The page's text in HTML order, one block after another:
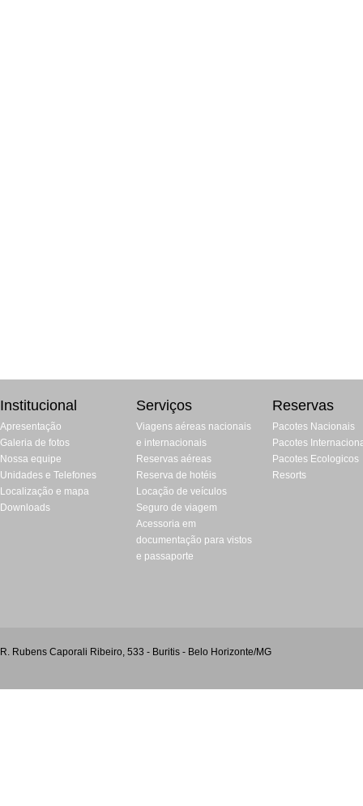
Institucional
Apresentação
Galeria de fotos
Nossa equipe
Unidades e Telefones
Localização e mapa
Downloads
Serviços
Viagens aéreas nacionais
e internacionais
Reservas aéreas
Reserva de hotéis
Locação de veículos
Seguro de viagem
Acessoria em
documentação para vistos
e passaporte
Reservas
Pacotes Nacionais
Pacotes
Pacotes Ecologicos
Resorts
R. Rubens Caporali Ribeiro, 533 - Buritis - Belo Horizonte/MG